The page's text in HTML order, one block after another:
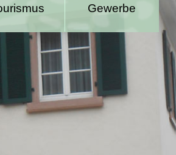
Gewerbe